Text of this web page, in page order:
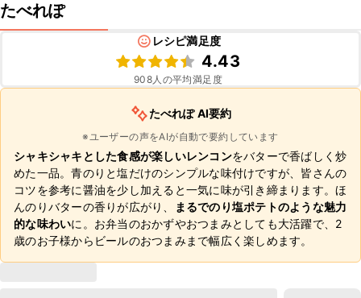
たべれぽ
レシピ満足度
4.43
908人の平均満足度
たべれぽ AI要約
※ユーザーの声をAIが自動で要約しています
シャキシャキとした食感が楽しいレンコンをバターで香ばしく炒
めた一品。青のりと塩だけのシンプルな味付けですが、皆さんの
コツを参考に醤油を少し加えると一気に味が引き締まります。ほ
んのりバターの香りが広がり、
まるでのり塩ポテトのような魅力
的な味わいに。お弁当のおかずやおつまみとしても大活躍で、2
歳のお子様からビールのおつまみまで幅広く楽しめます。